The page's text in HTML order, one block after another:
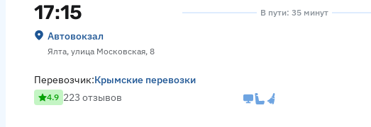
17:15
Автовокзал
Ялта, улица Московская, 8
В пути: 35 минут
Перевозчик:Крымские перевозки
4.9 223 отзывов